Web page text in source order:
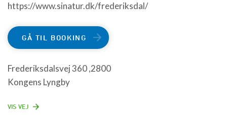
https://www.sinatur.dk/frederiksdal/
GÅ TIL BOOKING
Frederiksdalsvej 360 ,2800
Kongens Lyngby
VIS VEJ